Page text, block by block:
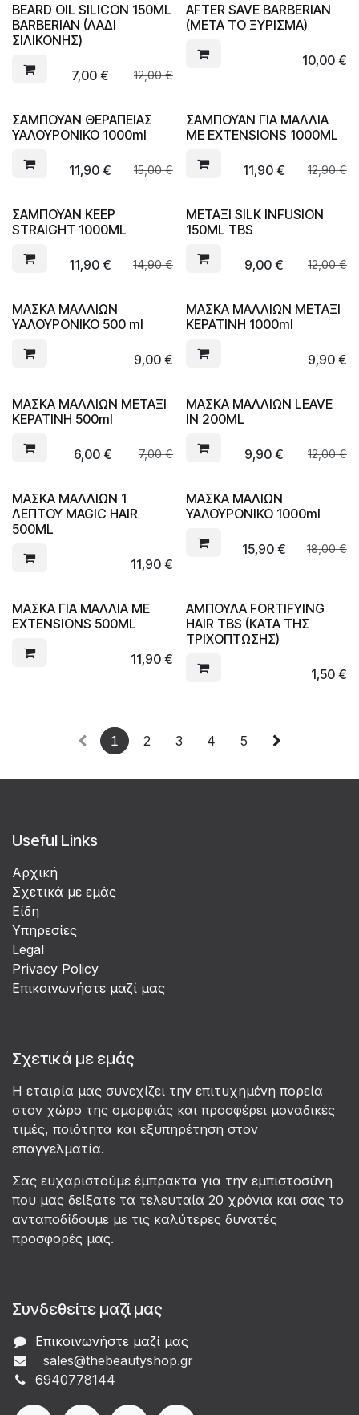
BEARD OIL SILICON 150ML
BARBERIAN (ΛΑΔΙ
ΣΙΛΙΚΟΝΗΣ)
7,00 € 12,00€
AFTER SAVE BARBERIAN
(ΜΕΤΑ ΤΟ ΞΥΡΙΣΜΑ)
10,00€
ΣΑΜΠΟΥΑΝ ΘΕΡΑΠΕΙΑΣ
ΥΑΛΟΥΡΟΝΙΚΟ 1000ml
11,90 € 15,00€
ΣΑΜΠΟΥΑΝ ΓΙΑ ΜΑΛΛΙΑ
ΜΕ EXTENSIONS 1000ML
11,90 € 12,90€
ΣΑΜΠΟΥΑΝ KEEP
STRAIGHT 1000ML
11,90€ 14,90€
ΜΕΤΑΞΙ SILK INFUSION
150ML TBS
9,00 € 12,00€
ΜΑΣΚΑ ΜΑΛΛΙΩΝ
ΥΑΛΟΥΡΟΝΙΚΟ 500 ml
9,00€
ΜΑΣΚΑ ΜΑΛΛΙΩΝ ΜΕΤΑΞΙ
ΚΕΡΑΤΙΝΗ 1000ml
9,90€
ΜΑΣΚΑ ΜΑΛΛΙΩΝ ΜΕΤΑΞΙ
ΚΕΡΑΤΙΝΗ 500ml
6,00€ 7,00€
ΜΑΣΚΑ ΜΑΛΛΙΩΝ LEAVE
IN 200ML
9,90 € 12,00€
ΜΑΣΚΑ ΜΑΛΛΙΩΝ 1
ΛΕΠΤΟΥ MAGIC HAIR
500ML
11,90€
ΜΑΣΚΑ ΜΑΛΙΩΝ
ΥΑΛΟΥΡΟΝΙΚΟ 1000ml
15,90€ 18,00€
ΜΑΣΚΑ ΓΙΑ ΜΑΛΛΙΑ ΜΕ
EXTENSIONS 500ML
11,90€
ΑΜΠΟΥΛΑ FORTIFYING
HAIR TBS (ΚΑΤΑ ΤΗΣ
ΤΡΙΧΟΠΤΩΣΗΣ)
1,50€
1 2 3 4 5
Useful Links
Αρχική
Σχετικά με εμάς
Είδη
Υπηρεσίες
Legal
Privacy Policy
Επικοινωνήστε μαζί μας
Σχετικά με εμάς
Η εταιρία μας συνεχίζει την επιτυχημένη πορεία
στον χώρο της ομορφιάς και προσφέρει μοναδικές
τιμές, ποιότητα και εξυπηρέτηση στον
επαγγελματία.
Σας ευχαριστούμε έμπρακτα για την εμπιστοσύνη
που μας δείξατε τα τελευταία 20 χρόνια και σας το
ανταποδίδουμε με τις καλύτερες δυνατές
προσφορές μας.
Συνδεθείτε μαζί μας
Επικοινωνήστε μαζί μας
sales@thebeautyshop.gr
6940778144